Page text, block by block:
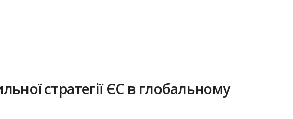
стратегії ЄС в глобальному